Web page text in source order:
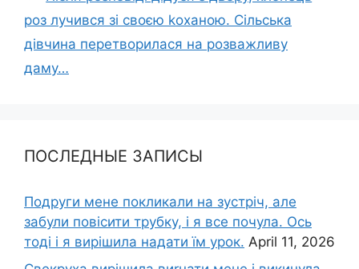
роз лучився зі своєю kоханою. Сільська
дівчина перетворилася на розважливу
даму…
ПОСЛЕДНЫЕ ЗАПИСЫ
Подруги мене покликали на зустріч, але
забули повісити трубку, і я все почула. Ось
тоді і я вирішила надати їм урок. April 11, 2026